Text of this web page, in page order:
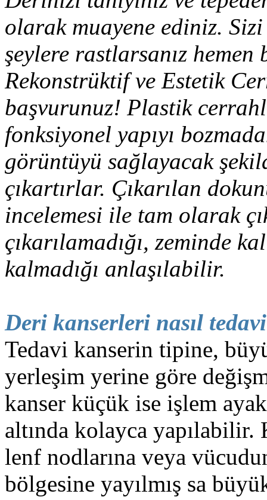
olarak muayene ediniz.
şeylere rastlarsanız
Rekonstrüktif ve Estetik
başvurunuz! Plastik
fonksiyonel yapıyı
görüntüyü sağlayacak
çıkartırlar. Çıkarılan
incelemesi ile tam olarak
çıkarılamadığı, zeminde
kalmadığı anlaşılabilir.
Deri kanserleri nasıl
Tedavi kanserin tipine,
yerleşim yerine göre
kanser küçük ise işlem
altında kolayca yapılabilir.
lenf nodlarına veya
bölgesine yayılmış sa